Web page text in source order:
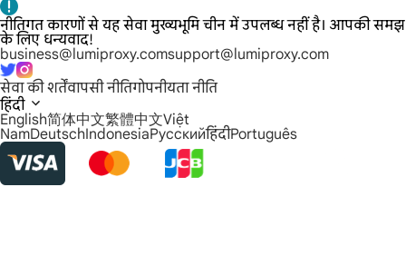
नीतिगत कारणों से यह सेवा मुख्यभूमि चीन में उपलब्ध नहीं है। आपकी समझ
के लिए धन्यवाद!
business@lumiproxy.comsupport@lumiproxy.com
सेवा की शर्तेंवापसी नीतिगोपनीयता नीति
हिंदी
English简体中文繁體中文Việt
NamDeutschIndonesiaРусскийहिंदीPortuguês